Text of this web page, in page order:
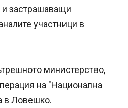
застрашаващи
участници в
министерство,
на "Национална
в Ловешко.